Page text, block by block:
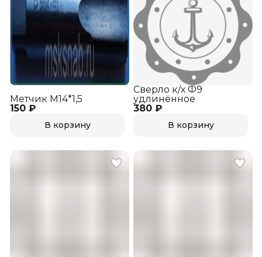
150 ₽
Метчик М14*1,5
В корзину
380 ₽
Сверло к/х Ф9
удлинённое
В корзину